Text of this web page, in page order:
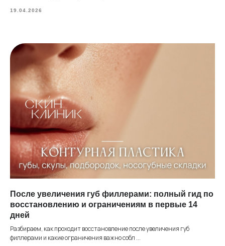
19.04.2026
После увеличения губ филлерами: полный гид по
восстановлению и ограничениям в первые 14
дней
Разбираем, как проходит восстановление после увеличения губ
филлерами и какие ограничения важно собл ...